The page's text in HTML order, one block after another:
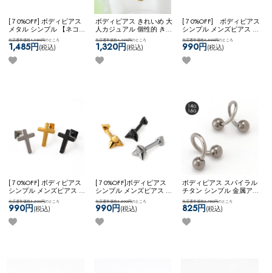
[７0%OFF] ボディピアス
メタル シンプル 【ネコポ
ス全品送料無料】
【SVstyle】broken stone &
bar
当店通常価格4,950円のところ
1,485円(税込)
ボディピアス きれいめ 大
人カジュアル 個性的 きれ
いめファッション 【ネコ
ポス全品送料無料】
【KASCANAL】Virtical
Circ WF
当店通常価格4,400円のところ
1,320円(税込)
[７0%OFF] ボディピアス
シンプル メンズピアス ユ
ニセックス 【ネコポス全
品送料無料】【edge】3ジ
ュエル▲xコーン
当店通常価格3,300円のところ
990円(税込)
[７0%OFF] ボディピアス
シンプル メンズピアス ユ
ニセックス 【ネコポス全
品送料無料】【edge】ク
ロススタッズ
当店通常価格3,300円のところ
990円(税込)
[７0%OFF]ボディピアス
シンプル メンズピアス ユ
ニセックス 【ネコポス全
品送料無料】【edge】3ス
パイク▲
当店通常価格3,300円のところ
990円(税込)
ボディピアス スパイラル
チタン シンプル 金属アレ
ルギー対応 ネコポスOK
チタン ] スパイラルバー
ベル
当店通常価格2,750円のところ
825円(税込)